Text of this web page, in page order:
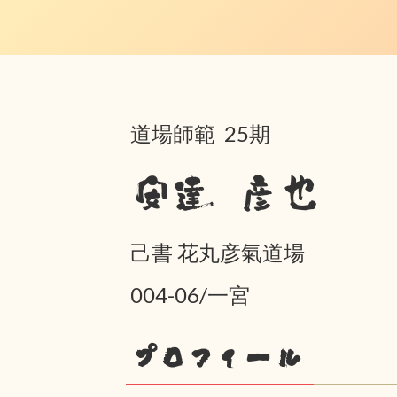
道場師範 25期
安達 彦也
己書 花丸彦氣道場
004-06/一宮
プロフィール